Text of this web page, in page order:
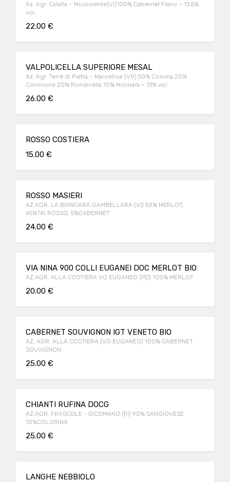
Az. Agr. Calalta – Mussolente(VI)100% Cabernet Franc – 13,5%
vol.
22.00 €
VALPOLICELLA SUPERIORE MESAL
Az. Agr. Terre di Pietra – Marcellise (VR) 50% Corvina 20%
Corvinone 20% Rondinella 10% Molinara – 13% vol.
26.00 €
ROSSO COSTIERA
15.00 €
ROSSO MASIERI
AZ.AGR. LA BIANCARA GAMBELLARA (VI) 50% MERLOT,
45%TAI ROSSO, 5%CABERNET
24.00 €
VIA NINA 900 COLLI EUGANEI DOC MERLOT BIO
AZ.AGR. ALLA COSTIERA VO EUGANEO (PD) 100% MERLOT
20.00 €
CABERNET SOUVIGNON IGT VENETO BIO
AZ. AGR. ALLA COSTIERA (VO EUGANEO) 100% CABERNET
SOUVIGNON
25.00 €
CHIANTI RUFINA DOCG
AZ.AGR. FRASCOLE - DICOMANO (FI) 90% SANGIOVESE
10%COLORINA
25.00 €
LANGHE NEBBIOLO